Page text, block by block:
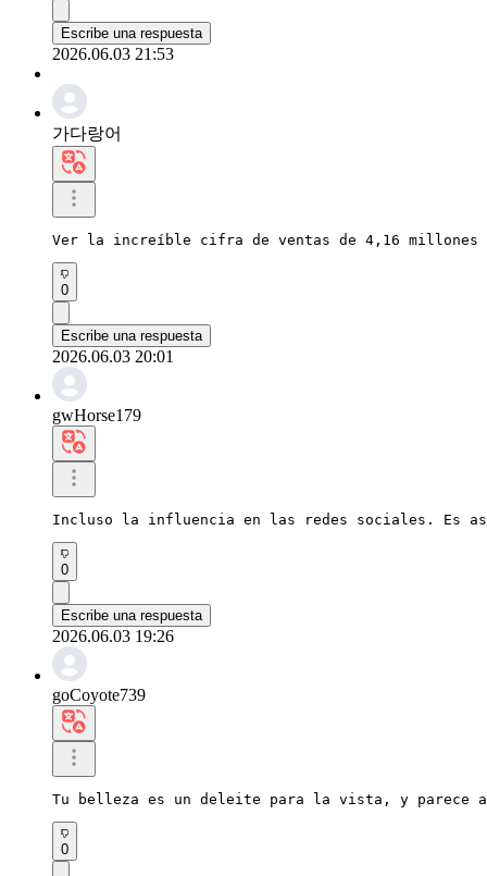
Escribe una respuesta
2026.06.03 21:53
가다랑어
Ver la increíble cifra de ventas de 4,16 millones
0
Escribe una respuesta
2026.06.03 20:01
gwHorse179
Incluso la influencia en las redes sociales. Es
0
Escribe una respuesta
2026.06.03 19:26
goCoyote739
Tu belleza es un deleite para la vista, y parece
0